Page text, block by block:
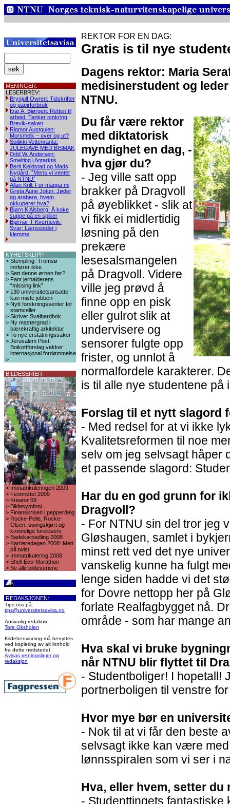
MENINGER:
LESERBREV:
Brynjulf Owren: Tidskrifter
og papirforbruk
Ivar A. Bjørgen: Retten til
arbeid. Tanker omkring
Brevik-saken
Rigmor Austgulen:
Morsmelk – over og ut?
Soilikki Vettenranta:
JULEGAVE MED BISMAK
Odd W. Andersen:
Smelting i Antarktis
Berit Kjeldstad og Mads
Nygård: ”Mens vi venter
på NTNU”
Allan Krill: For mappa mi
Greta Aune Jotun: Jøder
og arabere, hvem
okkuperer hva?
Bjørn K Alsberg: Å koke
suppe på en spiker
Bjørnar T Kvernevik:
Svar: Læresteder i
klemme
NYHETSKLIPP
> Stempling: Tromsø
innfører ikke
> Sett denne ørnen før?
> Fant jernalderens
“missing link”
> 130 universitetsansatte
kan miste jobben
> Nytt forskningssenter for
stamceller
> Skriver Svalbardbok
> Ny mastergrad i
bærekraftig arkitektur
> To nye erstatningssaker
> Jerusalem Post:
Boikottforslag vekker
internasjonal fordømmelse
>
BILDESERIER
> Immatrikuleringen 2009
> Festmøtet 2009
> Kreator 09
> Bildesymfoni
> Finanskrisen i pepperdeig
> Rocke-Pelle, Rocke-
Olsen, swingskjørt og
kvinnelige forelesere
> Badekarpadling 2008
> Karrieredagen 2008: Mett
på twist
> Immatrikulering 2008
> Shell Eco-Marathon
> Se alle bildeseriene
REDAKSJONEN:
Tips oss på:
tips@universitetsavisa.no
Ansvarlig redaktør:
Tore Oksholen
Kildehenvisning må benyttes
ved kopiering av alt innhold
fra dette nettstedet.
Avisas retningslinjer og
redaksjon
REKTOR FOR EN DAG:
Gratis is til nye
Dagens rektor: Maria
medisinerstudent og
NTNU.
Du får være rektor
med diktatorisk
myndighet en dag, -
hva gjør du?
- Jeg ville satt opp
brakker på Dragvoll
på øyeblikket - slik at
vi fikk ei midlertidig
løsning på den
prekære
lesesalsmangelen
på Dragvoll. Videre
ville jeg prøvd å
finne opp en pisk
eller gulrot slik at
undervisere og
sensorer fulgte opp
frister, og unnlot å
normalfordele karakterer.
is til alle nye studentene på
Forslag til et nytt slagord
- Med redsel for at vi ikke
Kvalitetsreformen til noe
selv om jeg selvsagt håper
et passende slagord:
Har du en god grunn for
Dragvoll?
- For NTNU sin del tror jeg
Gløshaugen, samlet i
minst rett ved det nye
vanskelig kunne ha fulgt
lenge siden hadde vi det
for Dovre nettopp her på
forlate Realfagbygget nå.
område - som har mange
Hva skal vi bruke
når NTNU blir flyttet til
- Studentboliger! I hopetall!
portnerboligen til venstre
Hvor mye bør en
- Nok til at vi får den beste
selvsagt ikke kan være
lønnsspiralen som vi ser i
Hva, eller hvem, setter
- Studenttingets fantastiske